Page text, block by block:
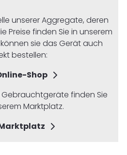
unserer Aggregate, deren
Preise finden Sie in unserem
sie das Gerät auch
bestellen:
Shop
finden Sie
Marktplatz.